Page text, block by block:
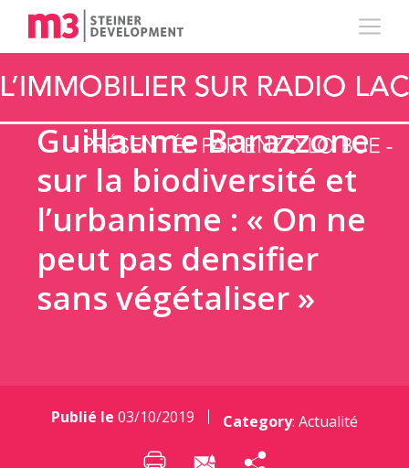
Guillaume Barazzone
sur la biodiversité et
l’urbanisme : « On ne
peut pas densifier
sans végétaliser »
Publié le 03/10/2019 Category: Actualité